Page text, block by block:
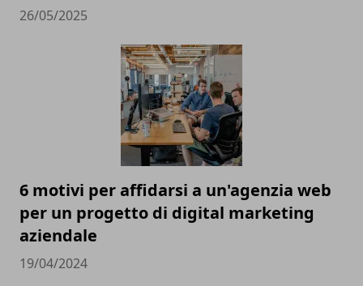
26/05/2025
6 motivi per affidarsi a un'agenzia web
per un progetto di digital marketing
aziendale
19/04/2024